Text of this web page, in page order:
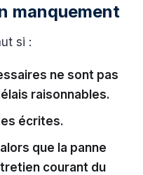
manquement
si :
ne sont pas
raisonnables.
écrites.
que la panne
courant du